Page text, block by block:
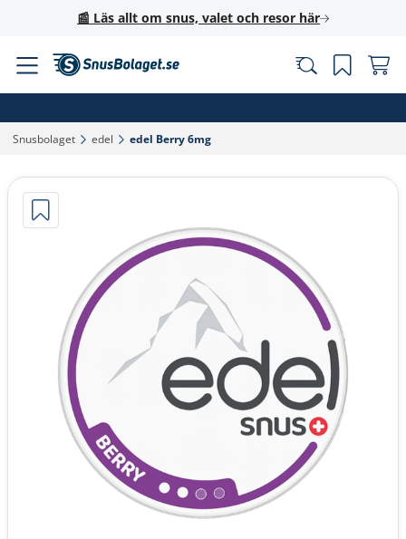
📰 Läs allt om snus, valet och resor här
Snusbolaget‎ edel‎ edel Berry 6mg‎